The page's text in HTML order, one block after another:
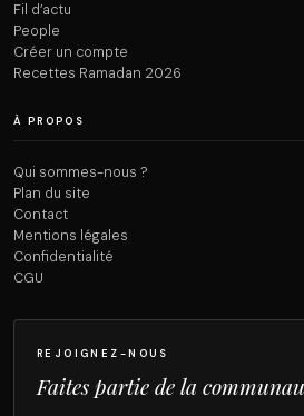
Fil d’actu
People
Créer un compte
Recettes Ramadan 2026
À PROPOS
Qui sommes-nous ?
Plan du site
Contact
Mentions légales
Confidentialité
CGU
REJOIGNEZ-NOUS
Faites partie de la